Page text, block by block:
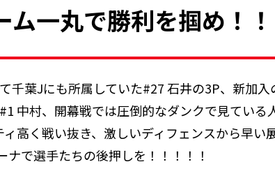
ム一丸で勝利を掴め！！
千葉Jにも所属していた#27 石井の3P、新加
中村、開幕戦では圧倒的なダンクで見てい
高く戦い抜き、激しいディフェンスから早
で選手たちの後押しを！！！！！